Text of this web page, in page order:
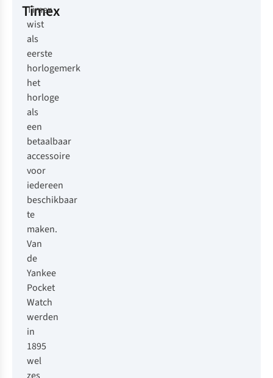
Timex
Timex
wist
als
eerste
horlogemerk
het
horloge
als
een
betaalbaar
accessoire
voor
iedereen
beschikbaar
te
maken.
Van
de
Yankee
Pocket
Watch
werden
in
1895
wel